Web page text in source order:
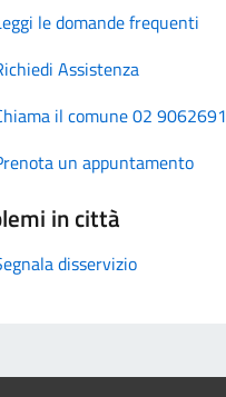
le domande frequenti
Assistenza
il comune 02 9062691
un appuntamento
in città
disservizio